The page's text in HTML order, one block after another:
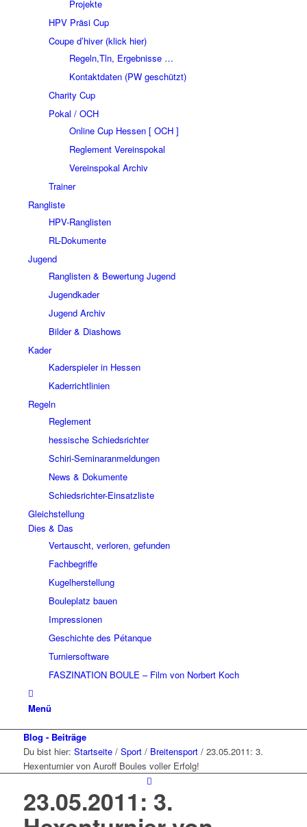
Projekte
HPV Präsi Cup
Coupe d’hiver (klick hier)
Regeln,Tln, Ergebnisse …
Kontaktdaten (PW geschützt)
Charity Cup
Pokal / OCH
Online Cup Hessen [ OCH ]
Reglement Vereinspokal
Vereinspokal Archiv
Trainer
Rangliste
HPV-Ranglisten
RL-Dokumente
Jugend
Ranglisten & Bewertung Jugend
Jugendkader
Jugend Archiv
Bilder & Diashows
Kader
Kaderspieler in Hessen
Kaderrichtlinien
Regeln
Reglement
hessische Schiedsrichter
Schiri-Seminaranmeldungen
News & Dokumente
Schiedsrichter-Einsatzliste
Gleichstellung
Dies & Das
Vertauscht, verloren, gefunden
Fachbegriffe
Kugelherstellung
Bouleplatz bauen
Impressionen
Geschichte des Pétanque
Turniersoftware
FASZINATION BOULE – Film von Norbert Koch
Menü
Blog - Beiträge
Du bist hier: Startseite / Sport / Breitensport / 23.05.2011: 3.
Hexenturnier von Auroff Boules voller Erfolg!
23.05.2011: 3.